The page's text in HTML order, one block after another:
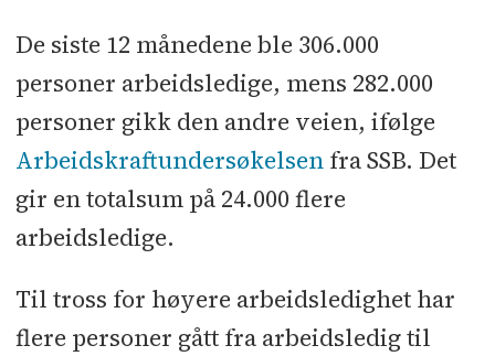
De siste 12 månedene ble 306.000
personer arbeidsledige, mens 282.000
personer gikk den andre veien, ifølge
Arbeidskraftundersøkelsenfra SSB. Det
gir en totalsum på 24.000 flere
arbeidsledige.
Til tross for høyere arbeidsledighet har
flere personer gått fra arbeidsledig til